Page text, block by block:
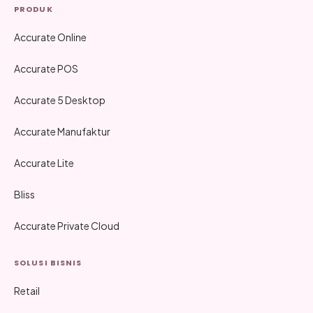
PRODUK
Accurate Online
Accurate POS
Accurate 5 Desktop
Accurate Manufaktur
Accurate Lite
Bliss
Accurate Private Cloud
SOLUSI BISNIS
Retail